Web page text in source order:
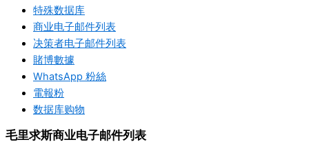
特殊数据库
商业电子邮件列表
决策者电子邮件列表
賭博數據
WhatsApp 粉絲
電報粉
数据库购物
毛里求斯商业电子邮件列表